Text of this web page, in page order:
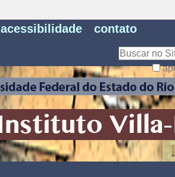
acessibilidade contato